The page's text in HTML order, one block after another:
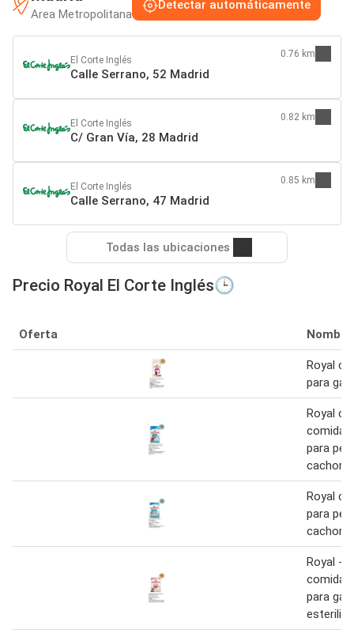
Area Metropolitana
Detectar automáticamente
El Corte Inglés
Calle Serrano, 52 Madrid
0.76 km
El Corte Inglés
C/ Gran Vía, 28 Madrid
0.82 km
El Corte Inglés
Calle Serrano, 47 Madrid
0.85 km
Todas las ubicaciones
Precio Royal El Corte Inglés🕒
Oferta Nombre
Royal
para
Royal
comida
para
Royal
para
Royal -
comida
para